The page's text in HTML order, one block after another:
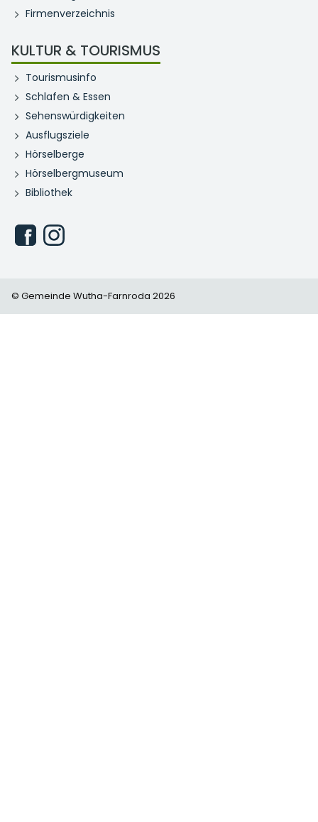
Firmenverzeichnis
KULTUR & TOURISMUS
Tourismusinfo
Schlafen & Essen
Sehenswürdigkeiten
Ausflugsziele
Hörselberge
Hörselbergmuseum
Bibliothek
© Gemeinde Wutha-Farnroda 2026